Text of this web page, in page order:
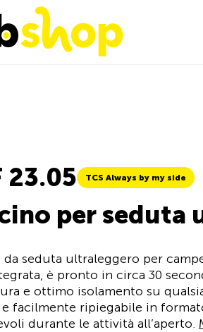
23.05 TCS Always by my side
per seduta
da seduta ultraleggero per
è pronto in circa 30
e ottimo isolamento su
facilmente ripiegabile in
durante le attività all’aperto.